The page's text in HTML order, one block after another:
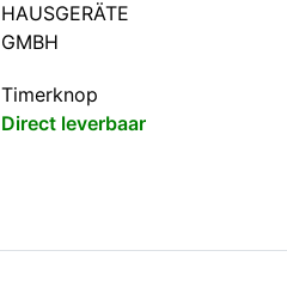
HAUSGERÄTE
GMBH
Timerknop
Direct leverbaar